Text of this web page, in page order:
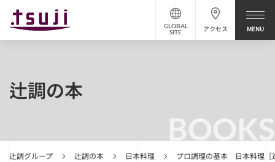
アクセス
GLOBAL
SITE
BOOKS
辻調グループ 辻調の本 日本料理 プロ調理の基本 日本料理［
辻調の本